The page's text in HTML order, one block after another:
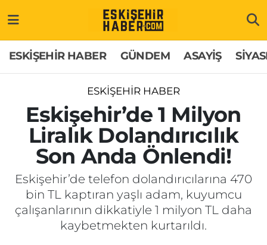
ESKİŞEHİR HABER GÜNDEM ASAYİŞ
ESKİŞEHİR HABER
Eskişehir’de 1 Milyon
Liralık Dolandırıcılık
Son Anda Önlendi!
Eskişehir’de telefon dolandırıcılarına 470
bin TL kaptıran yaşlı adam, kuyumcu
çalışanlarının dikkatiyle 1 milyon TL daha
kaybetmekten kurtarıldı.
GÜNDEM
ASAYİŞ
SİYASET
EKONOMİ
SAĞLIK
EĞİTİM
Hakkımızda
İletişim
Künye
Odunpazarı Trafik Yoğunluk Haritası
Süper Lig Puan Durumu ve Fikstür
Tüm Manşetler
Son Dakika Haberleri
Haber Arşivi